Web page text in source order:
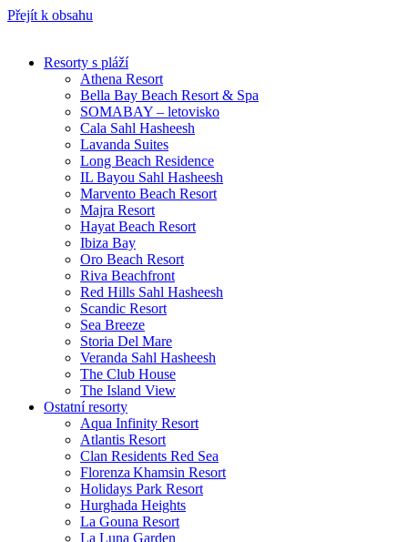
Přejít k obsahu
Resorty s pláží
Athena Resort
Bella Bay Beach Resort & Spa
SOMABAY – letovisko
Cala Sahl Hasheesh
Lavanda Suites
Long Beach Residence
IL Bayou Sahl Hasheesh
Marvento Beach Resort
Majra Resort
Hayat Beach Resort
Ibiza Bay
Oro Beach Resort
Riva Beachfront
Red Hills Sahl Hasheesh
Scandic Resort
Sea Breeze
Storia Del Mare
Veranda Sahl Hasheesh
The Club House
The Island View
Ostatní resorty
Aqua Infinity Resort
Atlantis Resort
Clan Residents Red Sea
Florenza Khamsin Resort
Holidays Park Resort
Hurghada Heights
La Gouna Resort
La Luna Garden